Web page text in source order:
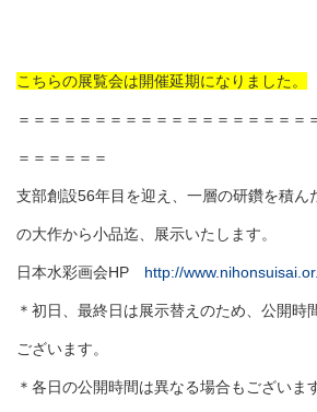
こちらの展覧会は開催延期になりました。
＝＝＝＝＝＝＝＝＝＝＝＝＝＝＝＝＝＝＝
＝＝＝＝＝＝
支部創設56年目を迎え、一層の研鑽を積ん
の大作から小品迄、展示いたします。
日本水彩画会HP http://
＊初日、最終日は展示替えのため、公開時
ございます。
＊各日の公開時間は異なる場合もございま